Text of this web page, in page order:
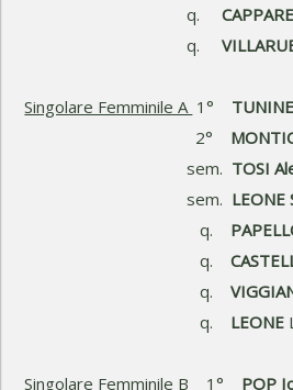
q.
q.
Singolare Femminile A 1°
2°
sem. TOSI
sem. LEONE
q.
q.
q.
q.
LEONE
Singolare Femminile B 1° POP